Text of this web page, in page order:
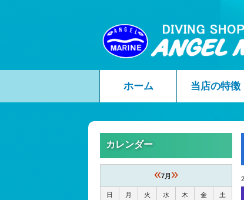
ホーム 当店の特徴
カレンダー
«7月 »
日 月 火 水 木 金 土